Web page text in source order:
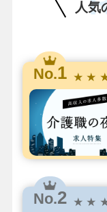
人気
No.1 ★ ★
No.2 ★ ★